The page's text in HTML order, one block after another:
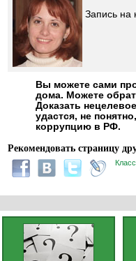
Запись на
Вы можете сами
дома. Можете
Доказать
удастся, не
коррупцию в РФ.
Рекомендовать страницу